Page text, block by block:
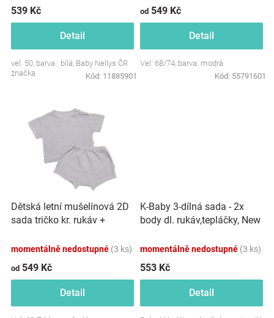
děti
Těhotenské
Novinky
Hračkářství
Přihlášení
ů539 Kč
Detail
vel. 50, barva : bílá, Baby Nellys ČR
značka
Kód: 11885901
od 549 Kč
Detail
Vel. 68/74, barva: modrá
Kód: 55791601
Dětská letní mušelínová 2D
sada tričko kr. rukáv +
momentálně nedostupné (3 ks)
od 549 Kč
Detail
K-Baby 3-dílná sada - 2x
body dl. rukáv,tepláčky, New
modrá
momentálně nedostupné (3 ks)
553 Kč
Detail